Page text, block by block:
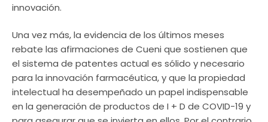
innovación.
Una vez más, la evidencia de los últimos meses
rebate las afirmaciones de Cueni que sostienen que
el sistema de patentes actual es sólido y necesario
para la innovación farmacéutica, y que la propiedad
intelectual ha desempeñado un papel indispensable
en la generación de productos de I + D de COVID-19 y